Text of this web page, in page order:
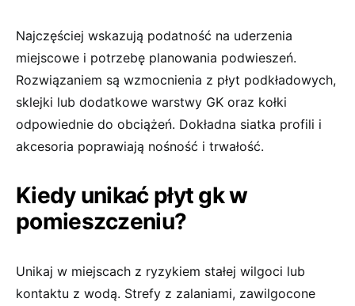
Najczęściej wskazują podatność na uderzenia
miejscowe i potrzebę planowania podwieszeń.
Rozwiązaniem są wzmocnienia z płyt podkładowych,
sklejki lub dodatkowe warstwy GK oraz kołki
odpowiednie do obciążeń. Dokładna siatka profili i
akcesoria poprawiają nośność i trwałość.
Kiedy unikać płyt gk w
pomieszczeniu?
Unikaj w miejscach z ryzykiem stałej wilgoci lub
kontaktu z wodą. Strefy z zalaniami, zawilgocone